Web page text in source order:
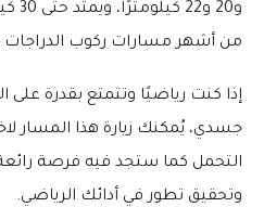
و20
من أشهر مسارات ركوب الدراجات
إذا كنت رياضيًا وتتمتع بقدرة
جسدي، يُمكنك زيارة هذا المسار
التحمل كما ستجد فيه فرصة
وتحقيق تطور في أدائك الرياضي.